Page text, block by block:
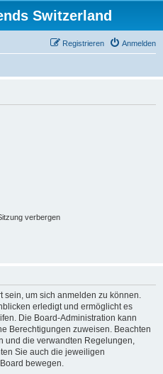
Switzerland
Anmelden
Registrieren
verbergen
um sich anmelden zu können.
erledigt und ermöglicht es
Die Board-Administration kann
Berechtigungen zuweisen. Beachten
und die verwandten Regelungen,
Sie auch die jeweiligen
bewegen.